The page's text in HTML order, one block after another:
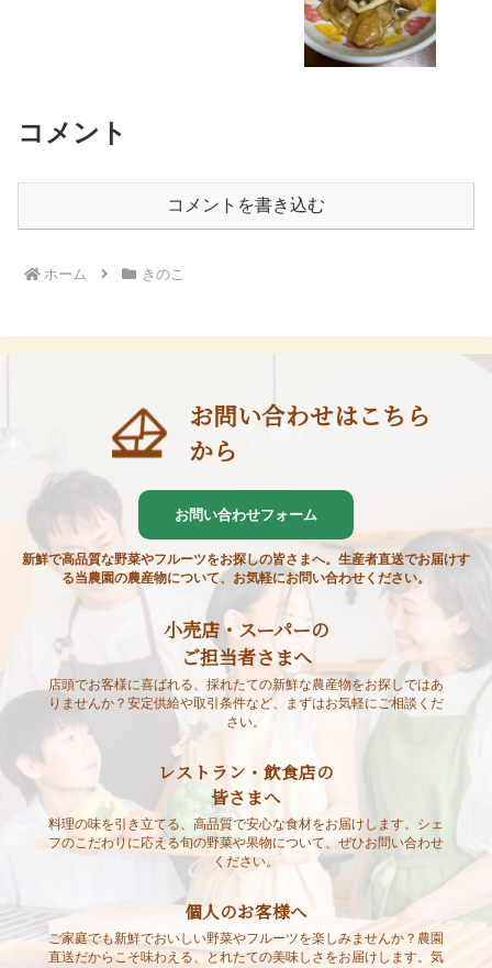
コメント
コメントを書き込む
ホーム きのこ
お問い合わせはこちら
から
お問い合わせフォーム
新鮮で高品質な野菜やフルーツをお探しの皆さまへ。生産者直送でお届けす
る当農園の農産物について、お気軽にお問い合わせください。
小売店・スーパーの
ご担当者さまへ
店頭でお客様に喜ばれる、採れたての新鮮な農産物をお探しではあ
りませんか？安定供給や取引条件など、まずはお気軽にご相談くだ
さい。
レストラン・飲食店の
皆さまへ
料理の味を引き立てる、高品質で安心な食材をお届けします。シェ
フのこだわりに応える旬の野菜や果物について、ぜひお問い合わせ
ください。
個人のお客様へ
ご家庭でも新鮮でおいしい野菜やフルーツを楽しみませんか？農園
直送だからこそ味わえる、とれたての美味しさをお届けします。気